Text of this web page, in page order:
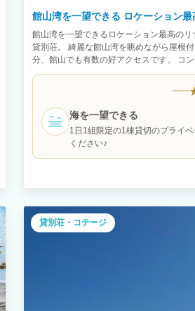
館山湾を一望できる ロケーション
館山湾を一望できるロケーション最高の
貸別荘。 綺麗な館山湾を眺めながら屋根
分、館山でも有数の好アクセスです。 コ
なっております。 バルコニーから海や星
用は年中無休!】 持ち込んだ食材のみで
が年中出来ちゃう！ 海産物屋さんや干物
ットもご一緒に】 いつもお留守番ではと
り、わんちゃんも伸び伸びと遊べます♪
海を一望できる
1日1組限定の1棟貸切のプライ
ください♪
貸別荘・コテージ